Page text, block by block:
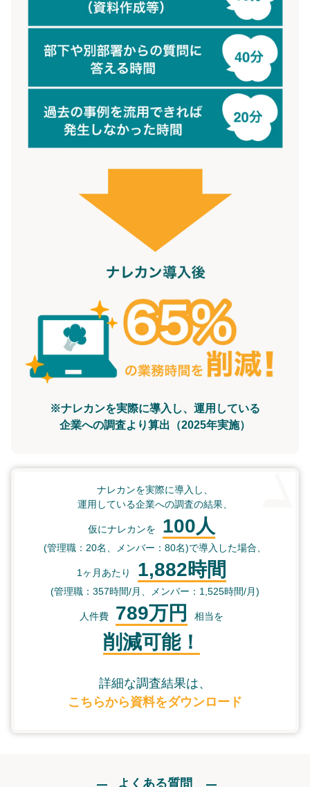
※ナレカンを実際に導入し、運用している
企業への調査より算出（2025年実施）
ナレカンを実際に導入し、
運用している企業への調査の結果、
仮にナレカンを 100人
(管理職：20名、メンバー：80名)で導入した場合、
1ヶ月あたり 1,882時間
(管理職：357時間/月、メンバー：1,525時間/月)
人件費 789万円 相当を
削減可能！
詳細な調査結果は、
こちらから資料をダウンロード
よくある質問